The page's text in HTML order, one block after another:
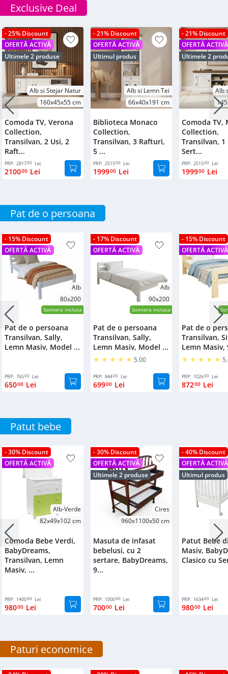
Exclusive Deal
- 25% Discount
OFERTĂ ACTIVĂ
Ultimele 2 produse
Alb si Stejar Natur
160x45x55 cm
Comoda TV, Verona
Collection,
Transilvan, 2 Usi, 2
Raft...
PRP: 281700 Lei
210000 Lei
- 21% Discount
OFERTĂ ACTIVĂ
Ultimul produs
Alb si Lemn Tei
66x40x191 cm
Biblioteca Monaco
Collection,
Transilvan, 3 Rafturi,
5 ...
PRP: 251500 Lei
199900 Lei
- 21% Discount
OFERTĂ ACTIVĂ
Ultimele 2
Alb
Comoda TV,
Collection,
Transilvan, 1
Sert...
PRP: 251500 Lei
199900 Lei
Pat de o persoana
- 15% Discount
OFERTĂ ACTIVĂ
Alb
80x200
Somiera inclusa
Pat de o persoana
Transilvan, Sally,
Lemn Masiv, Model ...
PRP: 76500 Lei
65000 Lei
- 17% Discount
OFERTĂ ACTIVĂ
Alb
90x200
Somiera inclusa
Pat de o persoana
Transilvan, Sally,
Lemn Masiv, Model ...
5.00
PRP: 84400 Lei
69900 Lei
- 15% Discount
OFERTĂ ACTIVĂ
Pat de o
Transilvan,
Lemn Masiv,
PRP: 102600 Lei
87200 Lei
Patut bebe
- 30% Discount
OFERTĂ ACTIVĂ
Alb-Verde
82x49x102 cm
Comoda Bebe Verdi,
BabyDreams,
Transilvan, Lemn
Masiv, ...
PRP: 140000 Lei
98000 Lei
- 30% Discount
OFERTĂ ACTIVĂ
Ultimele 2 produse
Cires
960x1100x50 cm
Masuta de infasat
bebelusi, cu 2
sertare, BabyDreams,
9...
PRP: 100000 Lei
70000 Lei
- 40% Discount
OFERTĂ ACTIVĂ
Ultimul produs
Patut Bebe
Masiv,
Clasico cu
PRP: 163400 Lei
98000 Lei
Paturi economice